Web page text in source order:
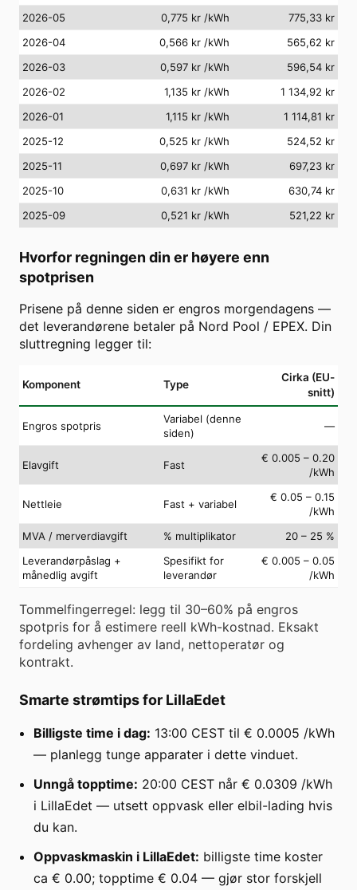
2026-05
0,775 kr /kWh
775,33 kr
2026-04
0,566 kr /kWh
565,62 kr
2026-03
0,597 kr /kWh
596,54 kr
2026-02
1,135 kr /kWh
1 134,92 kr
2026-01
1,115 kr /kWh
1 114,81 kr
2025-12
0,525 kr /kWh
524,52 kr
2025-11
0,697 kr /kWh
697,23 kr
2025-10
0,631 kr /kWh
630,74 kr
2025-09
0,521 kr /kWh 521,22 kr
Hvorfor regningen din er høyere enn
spotprisen
Prisene på denne siden er engros morgendagens —
det leverandørene betaler på Nord Pool / EPEX. Din
sluttregning legger til:
Komponent Type
Cirka (EU-
snitt)
Engros spotpris
Variabel (denne
siden)
—
Elavgift Fast
€ 0.005 – 0.20
/kWh
Nettleie Fast + variabel
€ 0.05 – 0.15
/kWh
MVA / merverdiavgift
% multiplikator
20 – 25 %
Leverandørpåslag +
månedlig avgift
Spesifikt for
leverandør
€ 0.005 – 0.05
/kWh
Tommelfingerregel: legg til 30–60% på engros
spotpris for å estimere reell kWh-kostnad. Eksakt
fordeling avhenger av land, nettoperatør og
kontrakt.
Smarte strømtips for LillaEdet
Billigste time i dag: 13:00 CEST til € 0.0005 /kWh
— planlegg tunge apparater i dette vinduet.
Unngå topptime: 20:00 CEST når € 0.0309 /kWh
i LillaEdet — utsett oppvask eller elbil-lading hvis
du kan.
Oppvaskmaskin i LillaEdet: billigste time koster
ca € 0.00; topptime € 0.04 — gjør stor forskjell